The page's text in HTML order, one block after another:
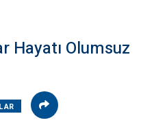
Hayatı Olumsuz